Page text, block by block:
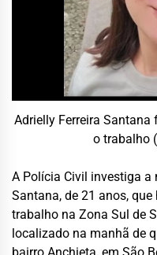
Adrielly Ferreira
o trabalho
A Polícia Civil investiga a
Santana, de 21 anos,
trabalho na Zona Sul de
localizado na manhã de